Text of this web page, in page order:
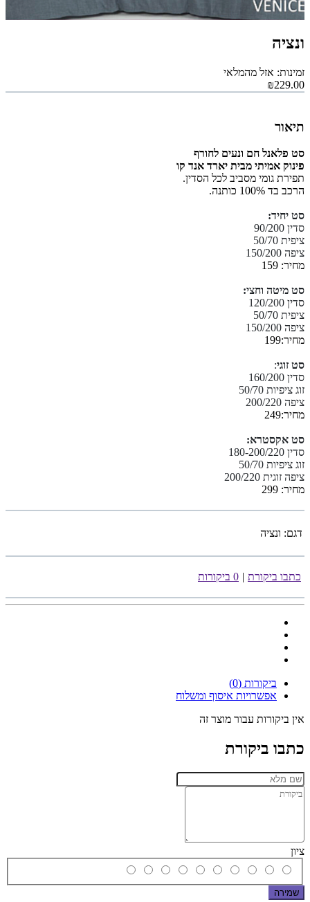
ונציה
זמינות: אזל מהמלאי
₪229.00
תיאור
סט פלאנל חם ונעים לחורף
פינוק אמיתי מבית יארד אנד קו
תפירת גומי מסביב לכל הסדין.
הרכב בד 100% כותנה.
סט יחיד:
סדין 90/200
ציפית 50/70
ציפה 150/200
מחיר: 159
סט מיטה וחצי:
סדין 120/200
ציפית 50/70
ציפה 150/200
מחיר:199
סט זוגי:
סדין 160/200
זוג ציפיות 50/70
ציפה 200/220
מחיר:249
סט אקסטרא:
סדין 180-200/220
זוג ציפיות 50/70
ציפה זוגית 200/220
מחיר: 299
דגם: ונציה
כתבו ביקורת | 0 ביקורות
ביקורות (0)
אפשרויות איסוף ומשלוח
אין ביקורות עבור מוצר זה
כתבו ביקורת
ציון
שמירה